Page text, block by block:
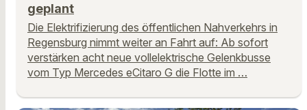
geplant
Die Elektrifizierung des öffentlichen Nahverkehrs in
Regensburg nimmt weiter an Fahrt auf: Ab sofort
verstärken acht neue vollelektrische Gelenkbusse
vom Typ Mercedes eCitaro G die Flotte im …